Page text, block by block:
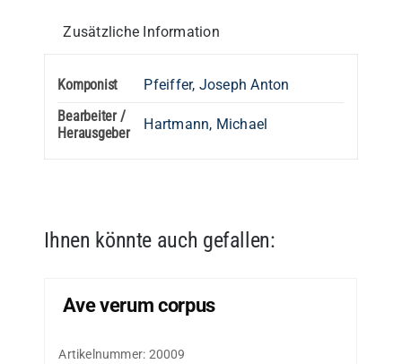
Zusätzliche Information
Komponist
Pfeiffer, Joseph Anton
Bearbeiter /
Herausgeber
Hartmann, Michael
Ihnen könnte auch gefallen:
Ave verum corpus
Artikelnummer: 20009